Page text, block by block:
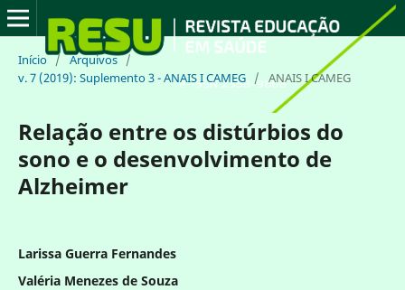
Início / Arquivos /
v. 7 (2019): Suplemento 3 - ANAIS I CAMEG / ANAIS I CAMEG
Relação entre os distúrbios do
sono e o desenvolvimento de
Alzheimer
Larissa Guerra Fernandes
Valéria Menezes de Souza